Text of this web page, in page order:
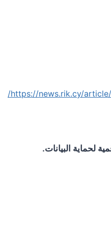
https://news.rik.cy/
لحماية البيانات.